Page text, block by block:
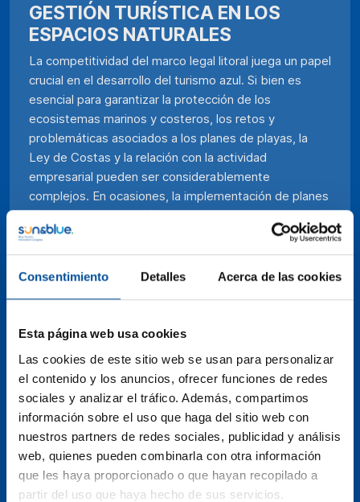
Consentimiento Detalles Acerca de las cookies
Esta página web usa cookies
Las cookies de este sitio web se usan para personalizar
el contenido y los anuncios, ofrecer funciones de redes
sociales y analizar el tráfico. Además, compartimos
información sobre el uso que haga del sitio web con
nuestros partners de redes sociales, publicidad y análisis
web, quienes pueden combinarla con otra información
que les haya proporcionado o que hayan recopilado a
partir del uso que haya hecho de sus servicios.
GESTIÓN TURÍSTICA EN LOS
ESPACIOS NATURALES
La competitividad del marco legal litoral juega un papel
crucial en el desarrollo del turismo azul. Si bien es
esencial para garantizar la protección de los
ecosistemas marinos y costeros, los retos y
problemáticas asociados a los planes de playas, la
Ley de Costas y la relación con la actividad
empresarial pueden ser considerablemente
complejos. En ocasiones, la implementación de planes
de playas y la aplicación de regulaciones pueden
generar conflictos entre la conservación ambiental y
las necesidades empresariales, dificultando la
convivencia armoniosa de ambas. La rigidez de la ley
empresarial puede chocar con los objetivos de
una colaboración cuidadosa y estratégica entre
gobiernos, empresarios y organizaciones ambientales
para asegurar que las regulaciones promuevan un
turismo azul responsable y de calidad, que preserve
nuestros valiosos recursos marinos y proporcione
oportunidades económicas y de desarrollo en sintonía
con el medio ambiente.